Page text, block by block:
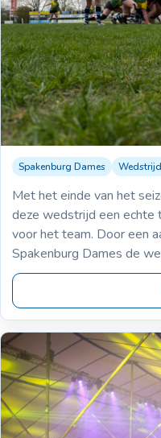
Spakenburg
Dames
Spakenburg Dames
Met het einde van het
deze wedstrijd een echte
voor het team. Door een
Spakenburg Dames de